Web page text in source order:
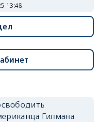
13:48
Гилмана